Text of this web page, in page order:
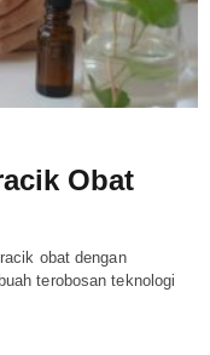
Obat
obat dengan
terobosan teknologi